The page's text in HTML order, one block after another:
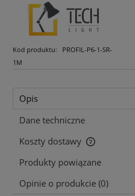
Kod produktu:
PROFIL-P6-1-SR-
1M
Opis
Dane techniczne
Koszty dostawy
Cena nie zawiera ewentualnych
Produkty powiązane
Opinie o produkcie (0)